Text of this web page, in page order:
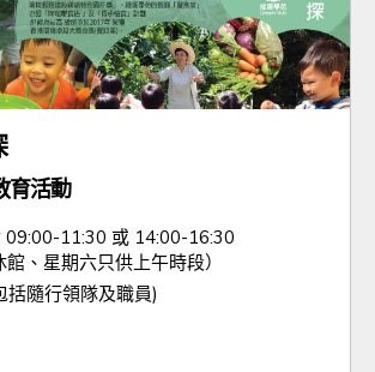
育活動
09:00-11:30 或 14:00-16:30
、星期六只供上午時段）
隨行領隊及職員)